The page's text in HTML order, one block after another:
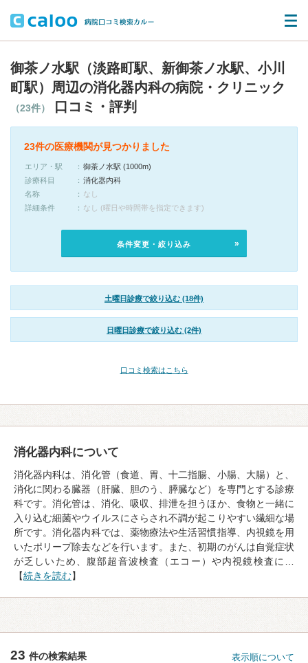
御茶ノ水駅（淡路町駅、新御茶ノ水駅、小川
町駅）周辺の消化器内科の病院・クリニック
（23件） 口コミ・評判
23件の医療機関が見つかりました
エリア・駅
御茶ノ水駅 (1000m)
診療科目
消化器内科
名称
なし
詳細条件
なし (曜日や時間帯を指定できます)
条件変更・絞り込み
土曜日診療で絞り込む (18件)
日曜日診療で絞り込む (2件)
口コミ検索はこちら
消化器内科について
消化器内科は、消化管（食道、胃、十二指腸、小腸、大腸）と、
消化に関わる臓器（肝臓、胆のう、膵臓など）を専門とする診療
科です。消化管は、消化、吸収、排泄を担うほか、食物と一緒に
入り込む細菌やウイルスにさらされ不調が起こりやすい繊細な場
所です。消化器内科では、薬物療法や生活習慣指導、内視鏡を用
いたポリープ除去などを行います。また、初期のがんは自覚症状
が乏しいため、腹部超音波検査（エコー）や内視鏡検査に…
【続きを読む】
23 件の検索結果 表示順について